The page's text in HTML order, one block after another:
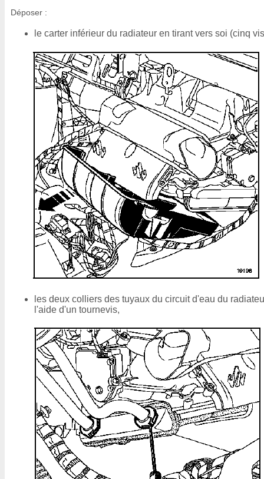
Déposer :
le carter inférieur du radiateur en tirant vers soi (cinq
les deux colliers des tuyaux du circuit d'eau du
l'aide d'un tournevis,